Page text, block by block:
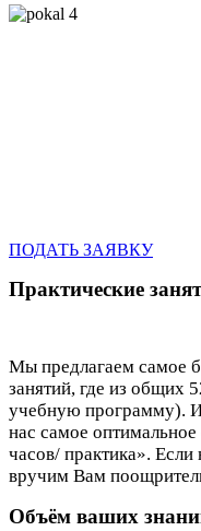
ПОДАТЬ ЗАЯВКУ
Практические
Мы предлагаем самое
занятий, где из общих
учебную программу).
нас самое
часов/ практика».
вручим Вам
Объём ваших